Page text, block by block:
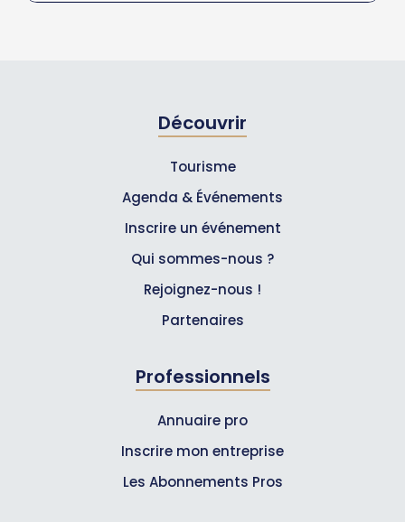
Découvrir
Tourisme
Agenda & Événements
Inscrire un événement
Qui sommes-nous ?
Rejoignez-nous !
Partenaires
Professionnels
Annuaire pro
Inscrire mon entreprise
Les Abonnements Pros